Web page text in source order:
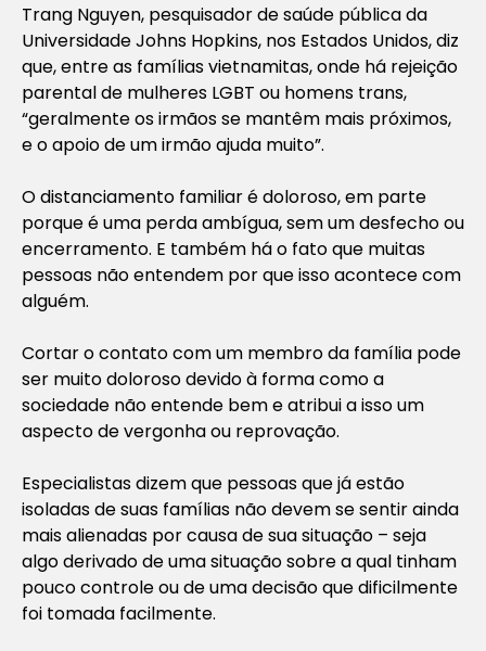
Trang Nguyen, pesquisador de saúde pública da
Universidade Johns Hopkins, nos Estados Unidos, diz
que, entre as famílias vietnamitas, onde há rejeição
parental de mulheres LGBT ou homens trans,
“geralmente os irmãos se mantêm mais próximos,
e o apoio de um irmão ajuda muito”.
O distanciamento familiar é doloroso, em parte
porque é uma perda ambígua, sem um desfecho ou
encerramento. E também há o fato que muitas
pessoas não entendem por que isso acontece com
alguém.
Cortar o contato com um membro da família pode
ser muito doloroso devido à forma como a
sociedade não entende bem e atribui a isso um
aspecto de vergonha ou reprovação.
Especialistas dizem que pessoas que já estão
isoladas de suas famílias não devem se sentir ainda
mais alienadas por causa de sua situação – seja
algo derivado de uma situação sobre a qual tinham
pouco controle ou de uma decisão que dificilmente
foi tomada facilmente.